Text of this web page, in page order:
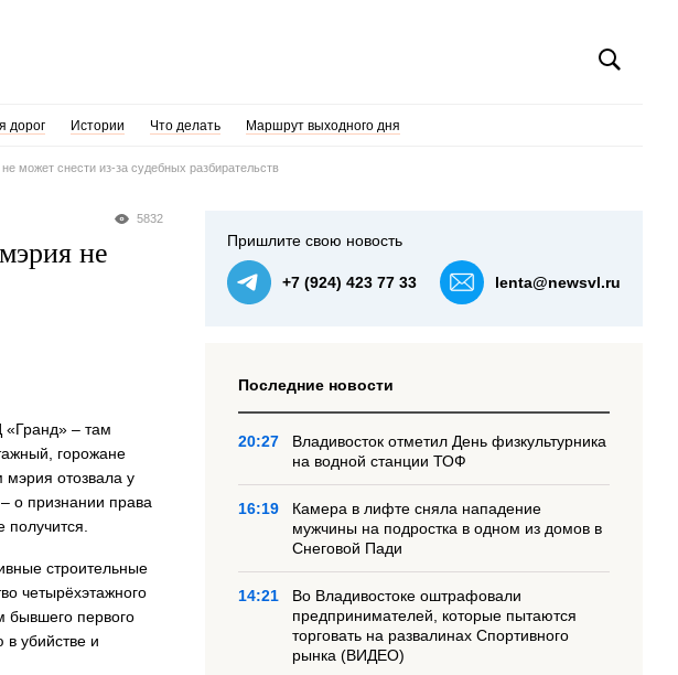
дорог Истории Что делать Маршрут выходного дня
может снести из-за судебных разбирательств
5832
не
«Гранд» – там
горожане
мэрия отозвала у
о признании права
строительные
четырёхэтажного
бывшего первого
убийстве и
Пришлите свою новость
+7 (924) 423 77 33 lenta@newsvl.ru
Последние новости
20:27
Владивосток отметил День физкультурника
на водной станции ТОФ
16:19
Камера в лифте сняла нападение
мужчины на подростка в одном из домов в
Снеговой Пади
14:21
Во Владивостоке оштрафовали
предпринимателей, которые пытаются
торговать на развалинах Спортивного
рынка (ВИДЕО)